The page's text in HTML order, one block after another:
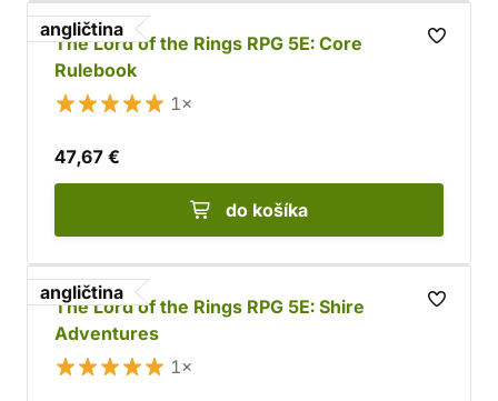
angličtina
The Lord of the Rings RPG 5E: Core
Rulebook
1×
47,67 €
do košíka
angličtina
The Lord of the Rings RPG 5E: Shire
Adventures
1×